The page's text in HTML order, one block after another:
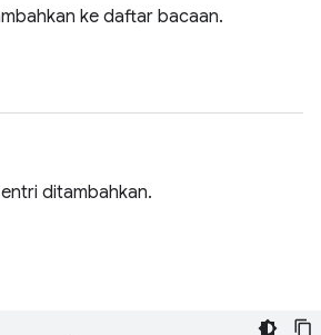
ke daftar bacaan.
ditambahkan.